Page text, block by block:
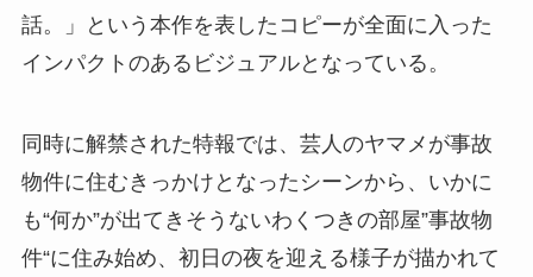
話。」という本作を表したコピーが全面に入った
インパクトのあるビジュアルとなっている。
同時に解禁された特報では、芸人のヤマメが事故
物件に住むきっかけとなったシーンから、いかに
も“何か”が出てきそうないわくつきの部屋”事故物
件“に住み始め、初日の夜を迎える様子が描かれて